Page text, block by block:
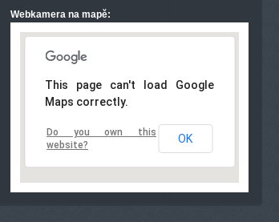
Webkamera na mapě:
This page can't load Google
Maps correctly.
Do you own this
website?
OK